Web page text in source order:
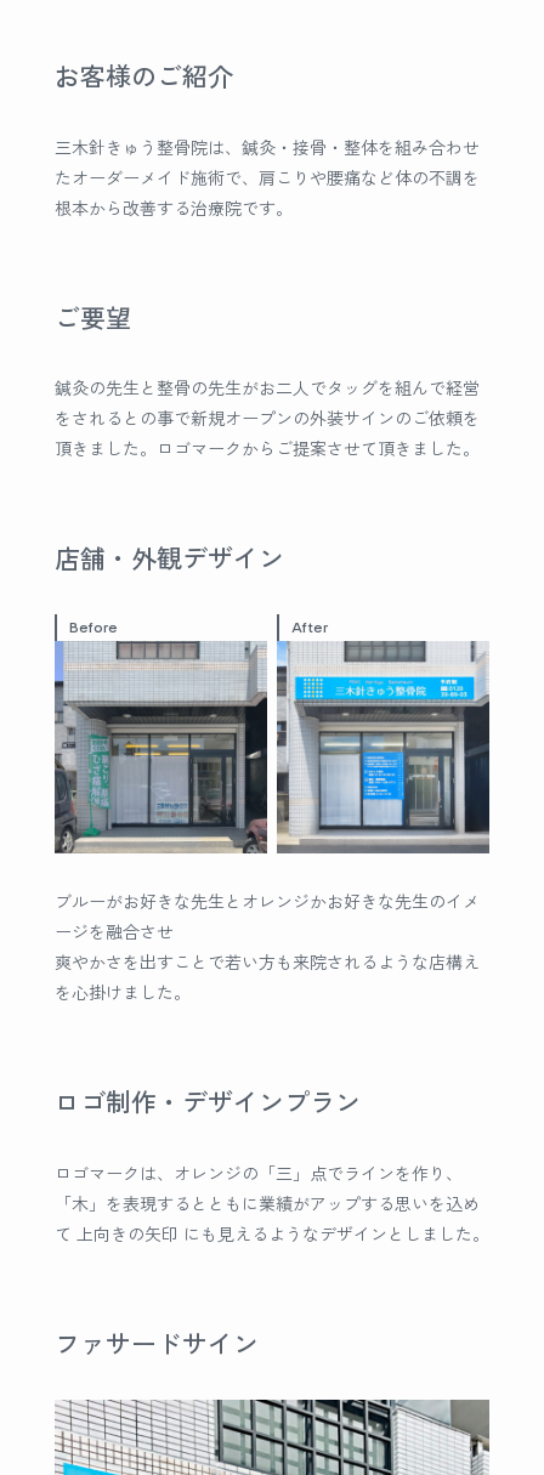
お客様のご紹介
三木針きゅう整骨院は、鍼灸・接骨・整体を組み合わせ
たオーダーメイド施術で、肩こりや腰痛など体の不調を
根本から改善する治療院です。
ご要望
鍼灸の先生と整骨の先生がお二人でタッグを組んで経営
をされるとの事で新規オープンの外装サインのご依頼を
頂きました。ロゴマークからご提案させて頂きました。
店舗・外観デザイン
Before After
ブルーがお好きな先生とオレンジかお好きな先生のイメ
ージを融合させ
爽やかさを出すことで若い方も来院されるような店構え
を心掛けました。
ロゴ制作・デザインプラン
ロゴマークは、オレンジの「三」点でラインを作り、
「木」を表現するとともに業績がアップする思いを込め
て 上向きの矢印 にも見えるようなデザインとしました。
ファサードサイン